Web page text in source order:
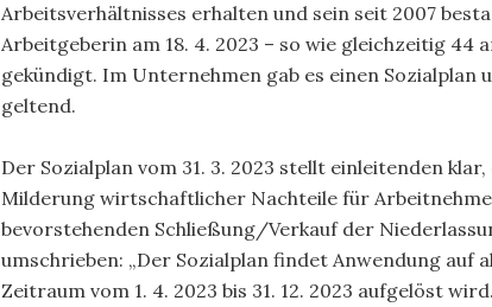
Arbeitsverhältnisses erhalten und sein seit 2007
Arbeitgeberin am 18. 4. 2023 – so wie gleichzeitig 44
gekündigt. Im Unternehmen gab es einen Sozialplan
geltend.
Der Sozialplan vom 31. 3. 2023 stellt einleitenden
Milderung wirtschaftlicher Nachteile für
bevorstehenden Schließung/Verkauf der
umschrieben: „Der Sozialplan findet Anwendung
Zeitraum vom 1. 4. 2023 bis 31. 12. 2023 aufgelöst